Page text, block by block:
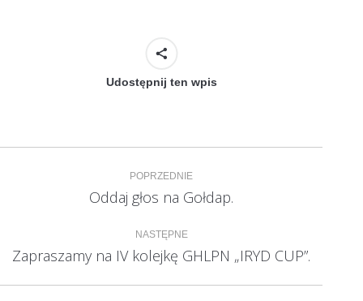
Udostępnij ten wpis
Nawigacja
wpisów
POPRZEDNIE
Poprzedni
Oddaj głos na Gołdap.
NASTĘPNE
Następny
wpis:
Zapraszamy na IV kolejkę GHLPN „IRYD CUP”.